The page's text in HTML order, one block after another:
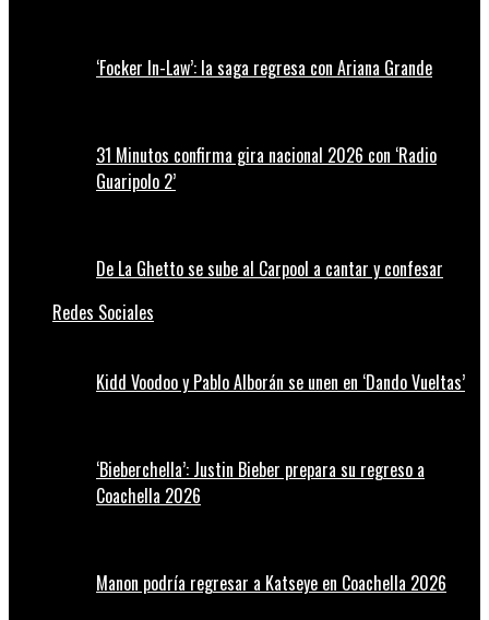
‘Focker In-Law’: la saga regresa con Ariana Grande
31 Minutos confirma gira nacional 2026 con ‘Radio
Guaripolo 2’
De La Ghetto se sube al Carpool a cantar y confesar
Redes Sociales
Kidd Voodoo y Pablo Alborán se unen en ‘Dando Vueltas’
‘Bieberchella’: Justin Bieber prepara su regreso a
Coachella 2026
Manon podría regresar a Katseye en Coachella 2026